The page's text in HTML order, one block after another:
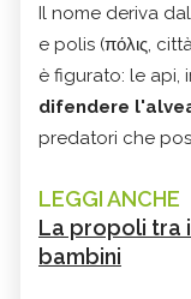
Il nome deriva
e polis (πόλις,
è figurato: le api,
difendere
predatori che
LEGGI ANCHE
La propoli tra
bambini